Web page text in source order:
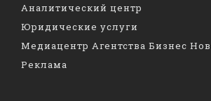
Аналитический центр
Юридические услуги
Медиацентр Агентства Бизнес
Реклама